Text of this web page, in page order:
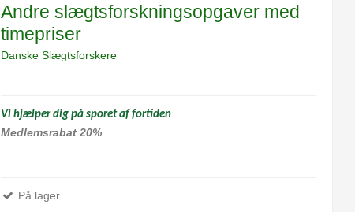
Andre slægtsforskningsopgaver med
timepriser
Danske Slægtsforskere
Vi hjælper dig på sporet af fortiden
Medlemsrabat 20%
På lager